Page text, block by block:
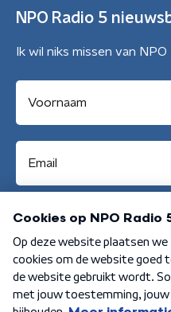
NPO Radio 5
Ik wil niks missen van NPO
Algemene voorwaarden